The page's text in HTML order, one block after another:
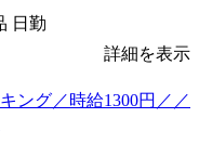
日勤
詳細を表示